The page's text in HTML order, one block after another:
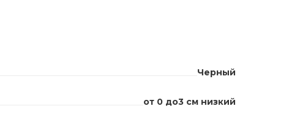
Черный
от 0 до3 см низкий